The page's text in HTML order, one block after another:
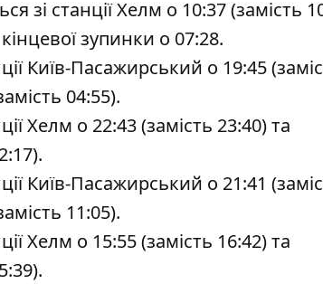
зі станції Хелм о 10:37 (замість
зупинки о 07:28.
Київ-Пасажирський о 19:45
04:55).
Хелм о 22:43 (замість 23:40) та
Київ-Пасажирський о 21:41
11:05).
Хелм о 15:55 (замість 16:42) та